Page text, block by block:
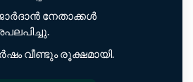
നേതാക്കൾ
വീണ്ടും രൂക്ഷമായി.